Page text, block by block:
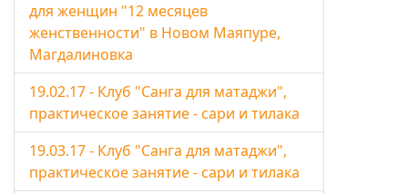
для женщин "12 месяцев
женственности" в Новом Маяпуре,
Магдалиновка
19.02.17 - Клуб "Санга для матаджи",
практическое занятие - сари и тилака
19.03.17 - Клуб "Санга для матаджи",
практическое занятие - сари и тилака